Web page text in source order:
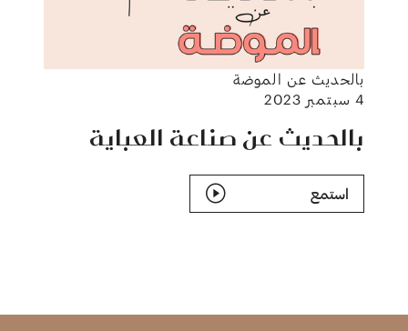
بالحديث عن الموضة
بالحديث عن صناعة العباية
استمع